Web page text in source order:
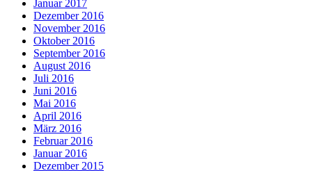
Januar 2017
Dezember 2016
November 2016
Oktober 2016
September 2016
August 2016
Juli 2016
Juni 2016
Mai 2016
April 2016
März 2016
Februar 2016
Januar 2016
Dezember 2015